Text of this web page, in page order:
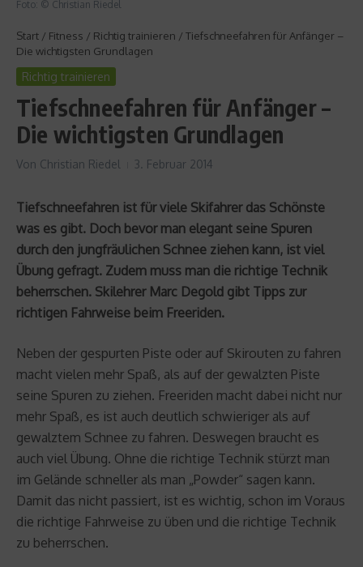
Foto: © Christian Riedel
Start / Fitness / Richtig trainieren / Tiefschneefahren für Anfänger –
Die wichtigsten Grundlagen
Richtig trainieren
Tiefschneefahren für Anfänger –
Die wichtigsten Grundlagen
Von Christian Riedel 3. Februar 2014
Tiefschneefahren ist für viele Skifahrer das Schönste
was es gibt. Doch bevor man elegant seine Spuren
durch den jungfräulichen Schnee ziehen kann, ist viel
Übung gefragt. Zudem muss man die richtige Technik
beherrschen. Skilehrer Marc Degold gibt Tipps zur
richtigen Fahrweise beim Freeriden.
Neben der gespurten Piste oder auf Skirouten zu fahren
macht vielen mehr Spaß, als auf der gewalzten Piste
seine Spuren zu ziehen. Freeriden macht dabei nicht nur
mehr Spaß, es ist auch deutlich schwieriger als auf
gewalztem Schnee zu fahren. Deswegen braucht es
auch viel Übung. Ohne die richtige Technik stürzt man
im Gelände schneller als man „Powder“ sagen kann.
Damit das nicht passiert, ist es wichtig, schon im Voraus
die richtige Fahrweise zu üben und die richtige Technik
zu beherrschen.